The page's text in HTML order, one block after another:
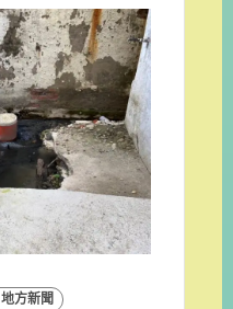
地方新聞